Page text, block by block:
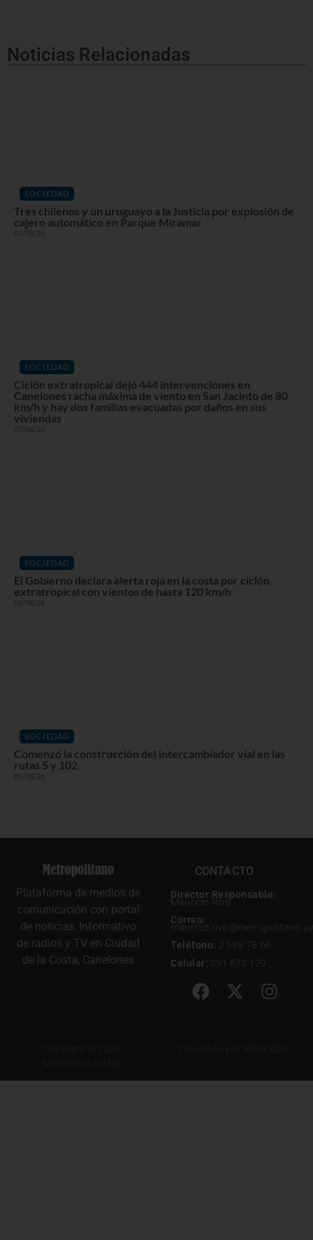
Noticias Relacionadas
SOCIEDAD
Tres chilenos y un uruguayo a la Justicia por explosión de
cajero automático en Parque Miramar
07/08/26
SOCIEDAD
Ciclón extratropical dejó 444 intervenciones en
Canelones racha máxima de viento en San Jacinto de 80
km/h y hay dos familias evacuadas por daños en sus
viviendas
07/08/26
SOCIEDAD
El Gobierno declara alerta roja en la costa por ciclón
extratropical con vientos de hasta 120 km/h
06/08/26
SOCIEDAD
Comenzó la construcción del intercambiador vial en las
rutas 5 y 102
05/08/26
Plataforma de medios de
comunicación con portal
de noticias, Informativo
de radios y TV en Ciudad
de la Costa, Canelones
CONTACTO
Director Responsable:
Mauricio Riva
Correo:
mauricio.riva@metropolitano.uy
Teléfono: 2 698 78 66
Celular: 091 673 129